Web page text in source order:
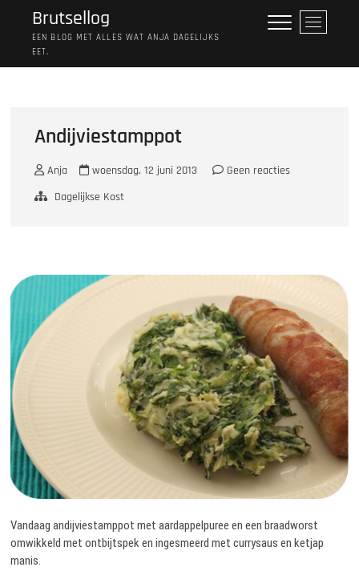
Brutsellog
EEN BLOG MET ALLES WAT ANJA DAGELIJKS
EET.
M
e
Andijviestamppot
Anja woensdag, 12 juni 2013
Geen reacties
Dagelijkse Kost
Vandaag andijviestamppot met aardappelpuree en een braadworst
omwikkeld met ontbijtspek en ingesmeerd met currysaus en ketjap
manis.